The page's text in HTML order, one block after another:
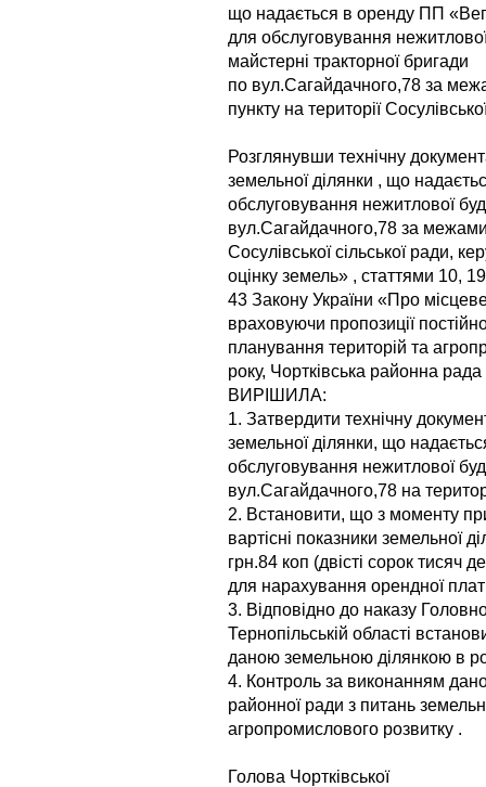
що надається в оренду ПП
для обслуговування нежитлової
майстерні тракторної бригади
по вул.Сагайдачного,78 за
пункту на території
Розглянувши технічну
земельної ділянки , що
обслуговування нежитлової
вул.Сагайдачного,78 за межами
Сосулівської сільської ради,
оцінку земель» , статтями 10,
43 Закону України «Про
враховуючи пропозиції
планування територій та
року, Чортківська районна рада
ВИРІШИЛА:
1. Затвердити технічну
земельної ділянки, що
обслуговування нежитлової
вул.Сагайдачного,78 на
2. Встановити, що з моменту
вартісні показники земельної
грн.84 коп (двісті сорок тисяч
для нарахування орендної
3. Відповідно до наказу
Тернопільській області
даною земельною ділянкою в
4. Контроль за виконанням
районної ради з питань
агропромислового розвитку .
Голова Чортківської